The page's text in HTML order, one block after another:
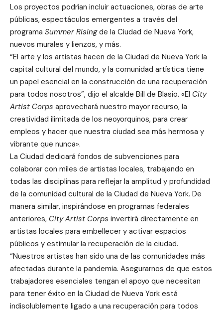
Los proyectos podrían incluir actuaciones, obras de arte
públicas, espectáculos emergentes a través del
programa Summer Risingde la Ciudad de Nueva York,
nuevos murales y lienzos, y más.
“El arte y los artistas hacen de la Ciudad de Nueva York la
capital cultural del mundo, y la comunidad artística tiene
un papel esencial en la construcción de una recuperación
para todos nosotros”, dijo el alcalde Bill de Blasio. «El City
Artist Corps aprovechará nuestro mayor recurso, la
creatividad ilimitada de los neoyorquinos, para crear
empleos y hacer que nuestra ciudad sea más hermosa y
vibrante que nunca».
La Ciudad dedicará fondos de subvenciones para
colaborar con miles de artistas locales, trabajando en
todas las disciplinas para reflejar la amplitud y profundidad
de la comunidad cultural de la Ciudad de Nueva York. De
manera similar, inspirándose en programas federales
anteriores, City Artist Corps invertirá directamente en
artistas locales para embellecer y activar espacios
públicos y estimular la recuperación de la ciudad.
“Nuestros artistas han sido una de las comunidades más
afectadas durante la pandemia. Asegurarnos de que estos
trabajadores esenciales tengan el apoyo que necesitan
para tener éxito en la Ciudad de Nueva York está
indisolublemente ligado a una recuperación para todos